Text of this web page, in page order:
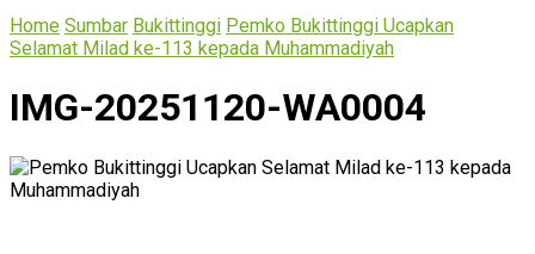
Home Sumbar Bukittinggi Pemko Bukittinggi Ucapkan
Selamat Milad ke-113 kepada Muhammadiyah
IMG-20251120-WA0004